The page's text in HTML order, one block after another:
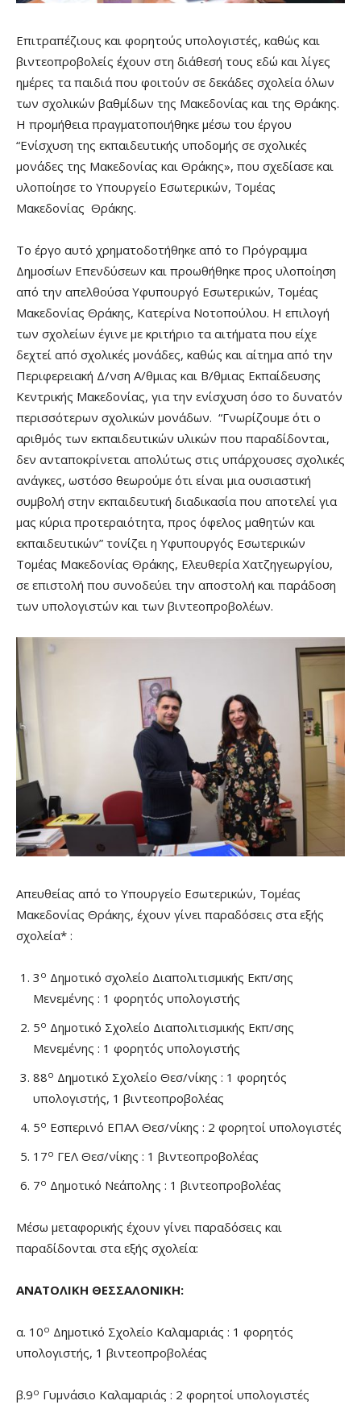
Επιτραπέζιους και φορητούς υπολογιστές, καθώς και
βιντεοπροβολείς έχουν στη διάθεσή τους εδώ και λίγες
ημέρες τα παιδιά που φοιτούν σε δεκάδες σχολεία όλων
των σχολικών βαθμίδων της Μακεδονίας και της Θράκης.
Η προμήθεια πραγματοποιήθηκε μέσω του έργου
“Ενίσχυση της εκπαιδευτικής υποδομής σε σχολικές
μονάδες της Μακεδονίας και Θράκης», που σχεδίασε και
υλοποίησε το Υπουργείο Εσωτερικών, Τομέας
Μακεδονίας Θράκης.
Το έργο αυτό χρηματοδοτήθηκε από το Πρόγραμμα
Δημοσίων Επενδύσεων και προωθήθηκε προς υλοποίηση
από την απελθούσα Υφυπουργό Εσωτερικών, Τομέας
Μακεδονίας Θράκης, Κατερίνα Νοτοπούλου. Η επιλογή
των σχολείων έγινε με κριτήριο τα αιτήματα που είχε
δεχτεί από σχολικές μονάδες, καθώς και αίτημα από την
Περιφερειακή Δ/νση Α/θμιας και Β/θμιας Εκπαίδευσης
Κεντρικής Μακεδονίας, για την ενίσχυση όσο το δυνατόν
περισσότερων σχολικών μονάδων. “Γνωρίζουμε ότι ο
αριθμός των εκπαιδευτικών υλικών που παραδίδονται,
δεν ανταποκρίνεται απολύτως στις υπάρχουσες σχολικές
ανάγκες, ωστόσο θεωρούμε ότι είναι μια ουσιαστική
συμβολή στην εκπαιδευτική διαδικασία που αποτελεί για
μας κύρια προτεραιότητα, προς όφελος μαθητών και
εκπαιδευτικών” τονίζει η Υφυπουργός Εσωτερικών
Τομέας Μακεδονίας Θράκης, Ελευθερία Χατζηγεωργίου,
σε επιστολή που συνοδεύει την αποστολή και παράδοση
των υπολογιστών και των βιντεοπροβολέων.
Απευθείας από το Υπουργείο Εσωτερικών, Τομέας
Μακεδονίας Θράκης, έχουν γίνει παραδόσεις στα εξής
σχολεία* :
3 ο Δημοτικό σχολείο Διαπολιτισμικής Εκπ/σης
Μενεμένης : 1 φορητός υπολογιστής
5ο Δημοτικό Σχολείο Διαπολιτισμικής Εκπ/σης
Μενεμένης : 1 φορητός υπολογιστής
88ο Δημοτικό Σχολείο Θεσ/νίκης : 1 φορητός
υπολογιστής, 1 βιντεοπροβολέας
5ο Εσπερινό ΕΠΑΛ Θεσ/νίκης : 2 φορητοί υπολογιστές
17ο ΓΕΛ Θεσ/νίκης : 1 βιντεοπροβολέας
7ο Δημοτικό Νεάπολης : 1 βιντεοπροβολέας
Μέσω μεταφορικής έχουν γίνει παραδόσεις και
παραδίδονται στα εξής σχολεία:
ΑΝΑΤΟΛΙΚΗ ΘΕΣΣΑΛΟΝΙΚΗ:
α. 10ο Δημοτικό Σχολείο Καλαμαριάς : 1 φορητός
υπολογιστής, 1 βιντεοπροβολέας
β.9ο Γυμνάσιο Καλαμαριάς : 2 φορητοί υπολογιστές